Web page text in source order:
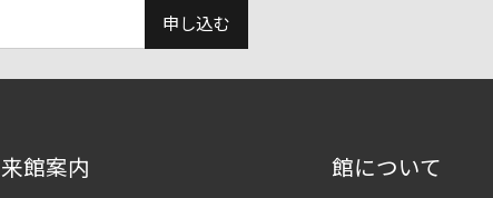
申し込む
来館案内 館について